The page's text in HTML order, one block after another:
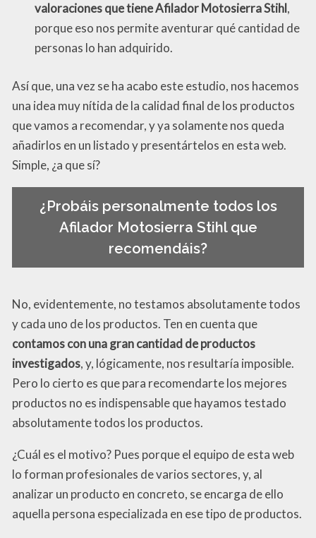
valoraciones que tiene Afilador Motosierra Stihl,
porque eso nos permite aventurar qué cantidad de
personas lo han adquirido.
Así que, una vez se ha acabo este estudio, nos hacemos
una idea muy nítida de la calidad final de los productos
que vamos a recomendar, y ya solamente nos queda
añadirlos en un listado y presentártelos en esta web.
Simple, ¿a que sí?
¿Probáis personalmente todos los
Afilador Motosierra Stihl que
recomendáis?
No, evidentemente, no testamos absolutamente todos
y cada uno de los productos. Ten en cuenta que
contamos con una gran cantidad de productos
investigados, y, lógicamente, nos resultaría imposible.
Pero lo cierto es que para recomendarte los mejores
productos no es indispensable que hayamos testado
absolutamente todos los productos.
¿Cuál es el motivo? Pues porque el equipo de esta web
lo forman profesionales de varios sectores, y, al
analizar un producto en concreto, se encarga de ello
aquella persona especializada en ese tipo de productos.